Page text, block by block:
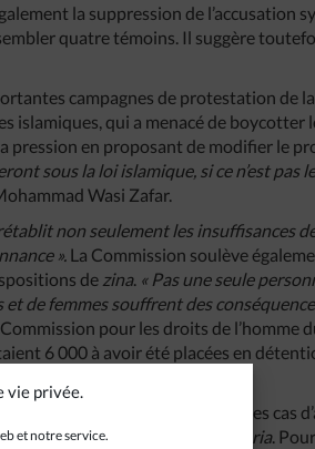
vie privée.
et notre service.
la suppression de l’accusation
quatre témoins. Il suggère
campagnes de protestation de
islamiques, qui a menacé de boycotter
pression en proposant de modifier le
sous la loi islamique, si ce n’est pas
Wasi Zafar.
non seulement les insuffisances
». La Commission soulève
de zina. « Pas une seule
et de femmes souffrent des
pour les droits de l’homme
6 000 à avoir été placées en
religieuses, comme pour les cas
le tribunal fédéral de la
charia.